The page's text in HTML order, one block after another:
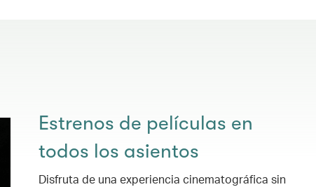
Estrenos de películas en
todos los asientos
Disfruta de una experiencia cinematográfica sin